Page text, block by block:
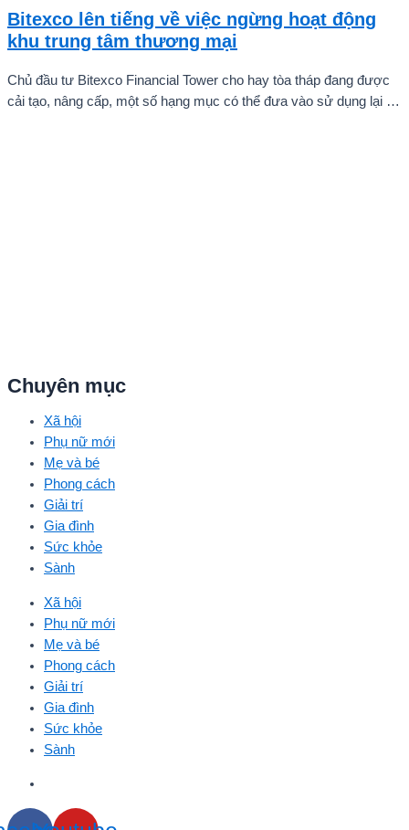
Bitexco lên tiếng về việc ngừng hoạt động
khu trung tâm thương mại
Chủ đầu tư Bitexco Financial Tower cho hay tòa tháp đang được
cải tạo, nâng cấp, một số hạng mục có thể đưa vào sử dụng lại từ
Chuyên mục
Xã hội
Phụ nữ mới
Mẹ và bé
Phong cách
Giải trí
Gia đình
Sức khỏe
Sành
Xã hội
Phụ nữ mới
Mẹ và bé
Phong cách
Giải trí
Gia đình
Sức khỏe
Sành